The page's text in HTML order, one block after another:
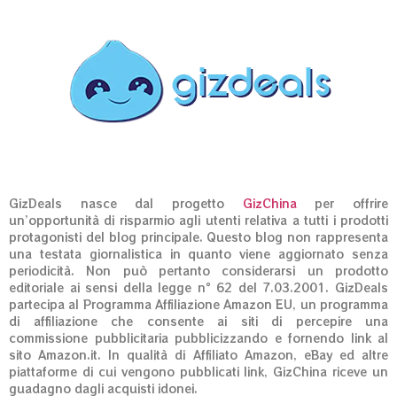
GizDeals nasce dal progetto GizChinaper offrire
un’opportunità di risparmio agli utenti relativa a tutti i prodotti
protagonisti del blog principale. Questo blog non rappresenta
una testata giornalistica in quanto viene aggiornato senza
periodicità. Non può pertanto considerarsi un prodotto
editoriale ai sensi della legge n° 62 del 7.03.2001. GizDeals
partecipa al Programma Affiliazione Amazon EU, un programma
di affiliazione che consente ai siti di percepire una
commissione pubblicitaria pubblicizzando e fornendo link al
sito Amazon.it. In qualità di Affiliato Amazon, eBay ed altre
piattaforme di cui vengono pubblicati link, GizChina riceve un
guadagno dagli acquisti idonei.